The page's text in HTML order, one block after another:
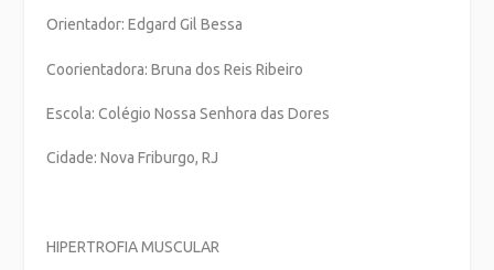
Orientador: Edgard Gil Bessa
Coorientadora: Bruna dos Reis Ribeiro
Escola: Colégio Nossa Senhora das Dores
Cidade: Nova Friburgo, RJ
HIPERTROFIA MUSCULAR